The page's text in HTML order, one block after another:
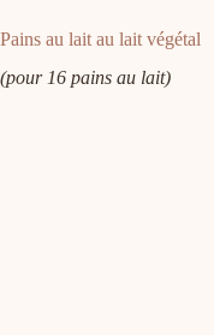
Pains au lait au lait végétal
(pour 16 pains au lait)